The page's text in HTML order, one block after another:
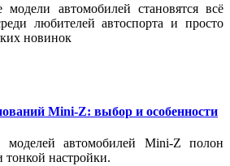
модели автомобилей становятся всё
любителей автоспорта и просто
новинок
Mini-Z: выбор и особенности
автомобилей Mini-Z полон
тонкой настройки.